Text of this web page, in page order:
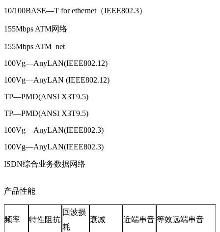
10/100BASE—T for ethernet（IEEE802.3）
155Mbps ATM网络
155Mbps ATM net
100Vg—AnyLAN(IEEE802.12)
100Vg—AnyLAN (IEEE802.12)
TP—PMD(ANSI X3T9.5)
TP—PMD(ANSI X3T9.5)
100Vg—AnyLAN(IEEE802.3)
100Vg—AnyLAN(IEEE802.3)
ISDN综合业务数据网络
产品性能
频率 特性阻抗
回波损
耗
衰减 近端串音 等效远端串音